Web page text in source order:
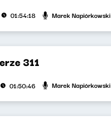
01:54:18 Marek Napiórkowski
311
01:50:46 Marek Napiórkowski